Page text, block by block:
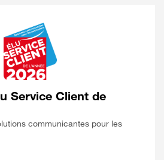
Service Client de
communicantes pour les